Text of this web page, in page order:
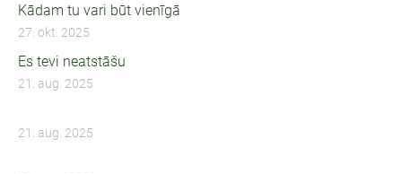
Kādam tu vari būt vienīgā
27. okt. 2025
Es tevi neatstāšu
21. aug. 2025
21. aug. 2025